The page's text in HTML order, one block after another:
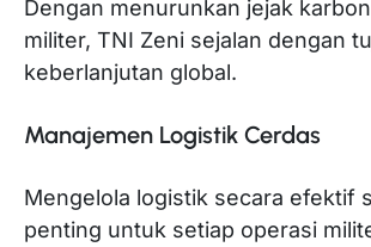
Dengan menurunkan jejak
militer, TNI Zeni sejalan dengan
keberlanjutan global.
Manajemen Logistik Cerdas
Mengelola logistik secara efektif
penting untuk setiap operasi